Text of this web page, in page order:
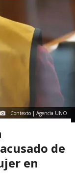
Contexto | Agencia UNO
de
en